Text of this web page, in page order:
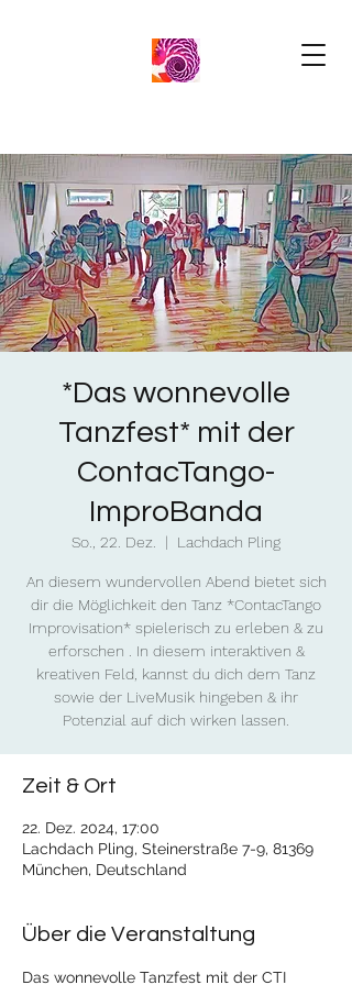
*Das wonnevolle
Tanzfest* mit der
ContacTango-
ImproBanda
So., 22. Dez.
  |
Lachdach Pling
An diesem wundervollen Abend bietet sich
dir die Möglichkeit den Tanz *ContacTango
Improvisation* spielerisch zu erleben & zu
erforschen . In diesem interaktiven &
kreativen Feld, kannst du dich dem Tanz
sowie der LiveMusik hingeben & ihr
Potenzial auf dich wirken lassen.
Zeit & Ort
22. Dez. 2024, 17:00
Lachdach Pling, Steinerstraße 7-9, 81369
München, Deutschland
Über die Veranstaltung
Das wonnevolle Tanzfest mit der CTI